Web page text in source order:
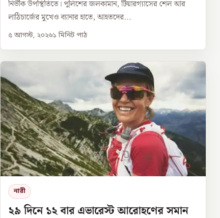
নির্ভীক উপস্থিতিতে। পুলিশের জলকামান, টিয়ারগ্যাসের শেল আর
লাঠিচার্জের মুখেও ব্যানার হাতে, আহতদের...
৫ আগস্ট, ২০২৬১ মিনিট পাঠ
নারী
২৯ দিনে ১২ বার এভারেস্ট আরোহণের সমান